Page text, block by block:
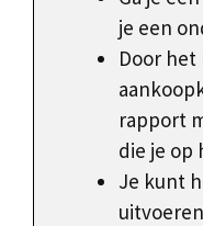
je een
Door
rapport
die je op
Je kunt